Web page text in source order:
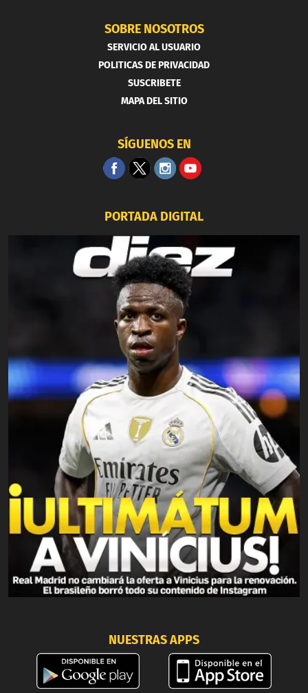
SOBRE NOSOTROS
SERVICIO AL USUARIO
POLITICAS DE PRIVACIDAD
SUSCRIBETE
MAPA DEL SITIO
SÍGUENOS EN
PORTADA DIGITAL
NUESTRAS APPS